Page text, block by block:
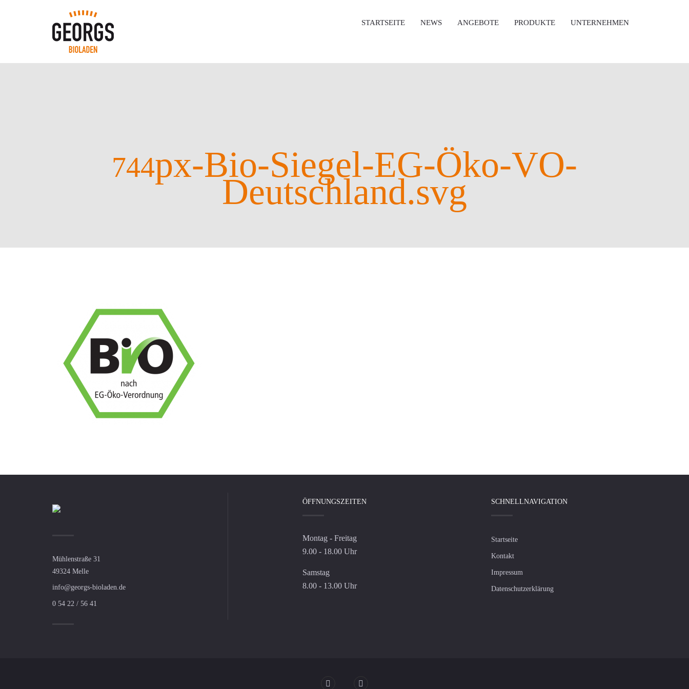
STARTSEITE NEWS ANGEBOTE PRODUKTE UNTERNEHMEN
744px-Bio-Siegel-EG-Öko-VO-
Deutschland.svg
Mühlenstraße 31
49324 Melle
info@georgs-bioladen.de
0 54 22 / 56 41
ÖFFNUNGSZEITEN
Montag - Freitag
9.00 - 18.00 Uhr
Samstag
8.00 - 13.00 Uhr
SCHNELLNAVIGATION
Startseite
Kontakt
Impressum
Datenschutzerklärung